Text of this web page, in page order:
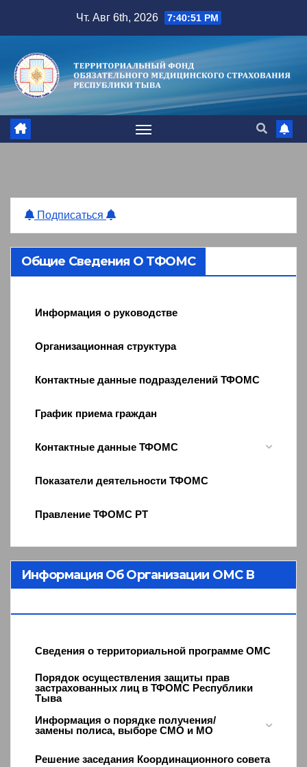
содержимому
Чт. Авг 6th, 2026 7:40:51 PM
Подписаться
Общие Сведения О ТФОМС
Информация о руководстве
Организационная структура
Контактные данные подразделений ТФОМС
График приема граждан
Контактные данные ТФОМС
Показатели деятельности ТФОМС
Правление ТФОМС РТ
Информация Об Организации ОМС В
Сведения о территориальной программе ОМС
Порядок осуществления защиты прав
застрахованных лиц в ТФОМС Республики
Тыва
Информация о порядке получения/
замены полиса, выборе СМО и МО
Решение заседания Координационного совета